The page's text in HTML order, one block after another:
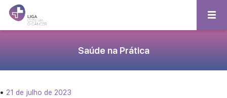
Saúde na Prática
• 21 de julho de 2023